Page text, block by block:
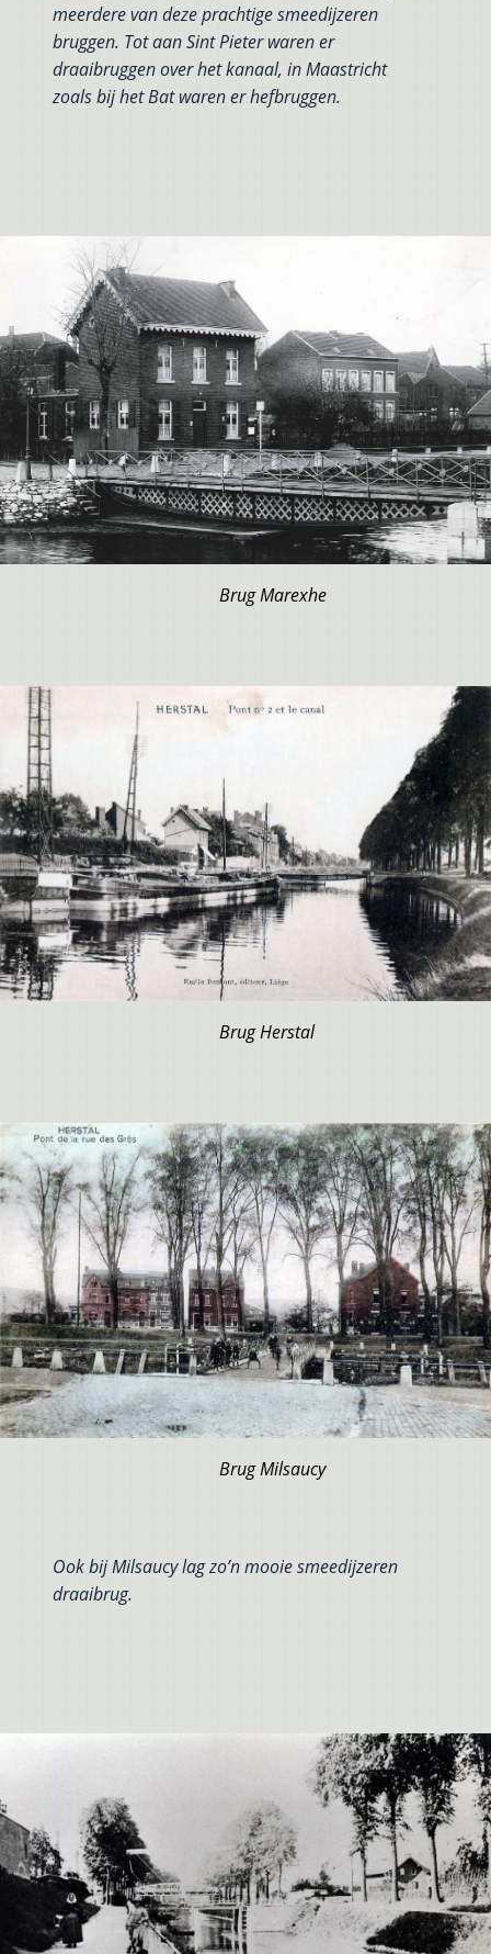
meerdere van deze prachtige smeedijzeren
bruggen. Tot aan Sint Pieter waren er
draaibruggen over het kanaal, in Maastricht
zoals bij het Bat waren er hefbruggen.
Brug Marexhe
Brug Herstal
Brug Milsaucy
Ook bij Milsaucy lag zo’n mooie smeedijzeren
draaibrug.